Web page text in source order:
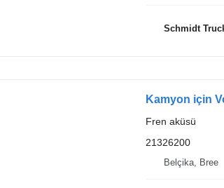
Schmidt
Kamyon için
Fren aküsü
21326200
Belçika, Bree